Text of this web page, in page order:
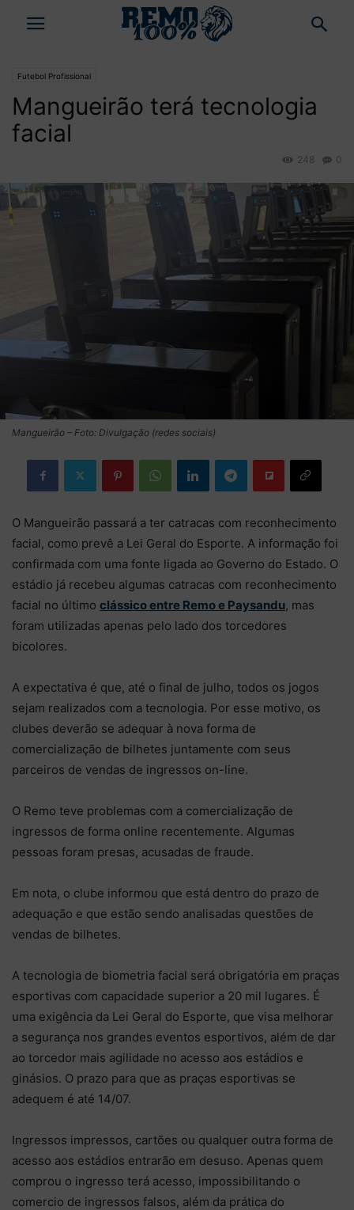
Futebol Profissional
Mangueirão terá tecnologia
facial
0
248
Mangueirão – Foto: Divulgação (redes sociais)
O Mangueirão passará a ter catracas com reconhecimento
facial, como prevê a Lei Geral do Esporte. A informação foi
confirmada com uma fonte ligada ao Governo do Estado. O
estádio já recebeu algumas catracas com reconhecimento
facial no último clássico entre Remo e Paysandu, mas
foram utilizadas apenas pelo lado dos torcedores
bicolores.
A expectativa é que, até o final de julho, todos os jogos
sejam realizados com a tecnologia. Por esse motivo, os
clubes deverão se adequar à nova forma de
comercialização de bilhetes juntamente com seus
parceiros de vendas de ingressos on-line.
O Remo teve problemas com a comercialização de
ingressos de forma online recentemente. Algumas
pessoas foram presas, acusadas de fraude.
Em nota, o clube informou que está dentro do prazo de
adequação e que estão sendo analisadas questões de
vendas de bilhetes.
A tecnologia de biometria facial será obrigatória em praças
esportivas com capacidade superior a 20 mil lugares. É
uma exigência da Lei Geral do Esporte, que visa melhorar
a segurança nos grandes eventos esportivos, além de dar
ao torcedor mais agilidade no acesso aos estádios e
ginásios. O prazo para que as praças esportivas se
adequem é até 14/07.
Ingressos impressos, cartões ou qualquer outra forma de
acesso aos estádios entrarão em desuso. Apenas quem
comprou o ingresso terá acesso, impossibilitando o
comercio de ingressos falsos, além da prática do